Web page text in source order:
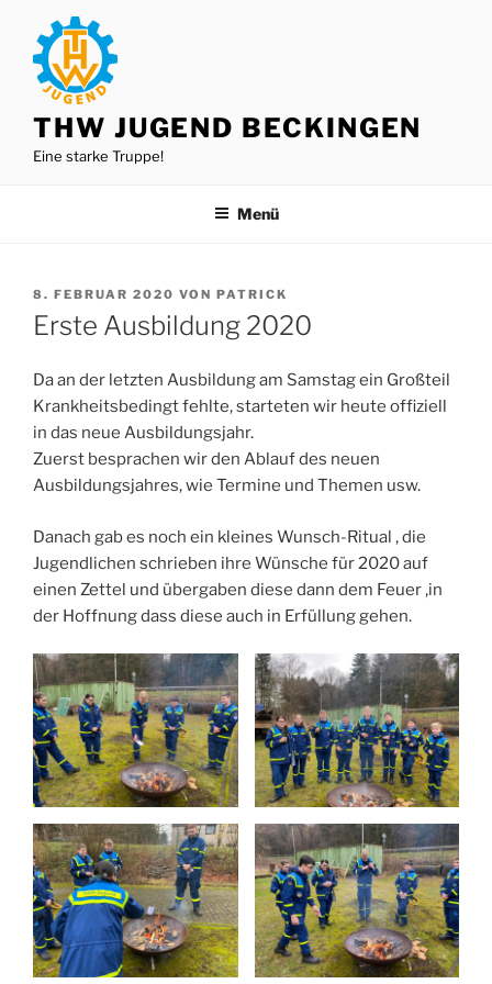
Inhalt
springen
THW JUGEND BECKINGEN
Eine starke Truppe!
Menü
VERÖFFENTLICHT
AM
8. FEBRUAR 2020 VON PATRICK
Erste Ausbildung 2020
Da an der letzten Ausbildung am Samstag ein Großteil
Krankheitsbedingt fehlte, starteten wir heute offiziell
in das neue Ausbildungsjahr.
Zuerst besprachen wir den Ablauf des neuen
Ausbildungsjahres, wie Termine und Themen usw.
Danach gab es noch ein kleines Wunsch-Ritual , die
Jugendlichen schrieben ihre Wünsche für 2020 auf
einen Zettel und übergaben diese dann dem Feuer ,in
der Hoffnung dass diese auch in Erfüllung gehen.